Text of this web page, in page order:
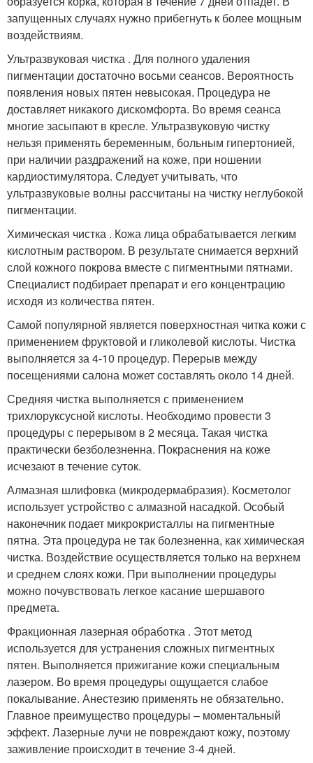
запущенных случаях нужно прибегнуть к более мощным
воздействиям.
Ультразвуковая чистка . Для полного удаления
пигментации достаточно восьми сеансов. Вероятность
появления новых пятен невысокая. Процедура не
доставляет никакого дискомфорта. Во время сеанса
многие засыпают в кресле. Ультразвуковую чистку
нельзя применять беременным, больным гипертонией,
при наличии раздражений на коже, при ношении
кардиостимулятора. Следует учитывать, что
ультразвуковые волны рассчитаны на чистку неглубокой
пигментации.
Химическая чистка . Кожа лица обрабатывается легким
кислотным раствором. В результате снимается верхний
слой кожного покрова вместе с пигментными пятнами.
Специалист подбирает препарат и его концентрацию
исходя из количества пятен.
Самой популярной является поверхностная читка кожи с
применением фруктовой и гликолевой кислоты. Чистка
выполняется за 4-10 процедур. Перерыв между
посещениями салона может составлять около 14 дней.
Средняя чистка выполняется с применением
трихлоруксусной кислоты. Необходимо провести 3
процедуры с перерывом в 2 месяца. Такая чистка
практически безболезненна. Покраснения на коже
исчезают в течение суток.
Алмазная шлифовка (микродермабразия). Косметолог
использует устройство с алмазной насадкой. Особый
наконечник подает микрокристаллы на пигментные
пятна. Эта процедура не так болезненна, как химическая
чистка. Воздействие осуществляется только на верхнем
и среднем слоях кожи. При выполнении процедуры
можно почувствовать легкое касание шершавого
предмета.
Фракционная лазерная обработка . Этот метод
используется для устранения сложных пигментных
пятен. Выполняется прижигание кожи специальным
лазером. Во время процедуры ощущается слабое
покалывание. Анестезию применять не обязательно.
Главное преимущество процедуры – моментальный
эффект. Лазерные лучи не повреждают кожу, поэтому
заживление происходит в течение 3-4 дней.